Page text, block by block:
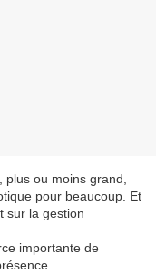
ou moins grand,
pour beaucoup. Et
sur la gestion
importante de